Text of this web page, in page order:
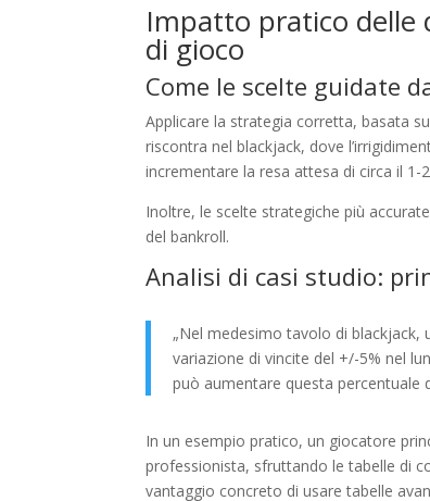
Impatto pratico delle
di gioco
Come le scelte guidate
Applicare la strategia corretta, basata
riscontra nel blackjack, dove
incrementare la resa attesa di circa il
Inoltre, le scelte strategiche più
del bankroll.
Analisi di casi studio:
„Nel medesimo tavolo di blackjack,
variazione di vincite del +/-5% nel
può aumentare questa percentuale
In un esempio pratico, un giocatore
professionista, sfruttando le tabelle di
vantaggio concreto di usare tabelle